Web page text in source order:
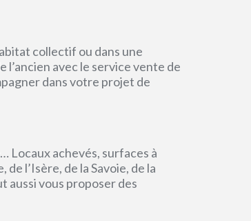
collectif ou dans une
l’ancien avec le service vente de
dans votre projet de
Locaux achevés, surfaces à
l’Isère, de la Savoie, de la
aussi vous proposer des